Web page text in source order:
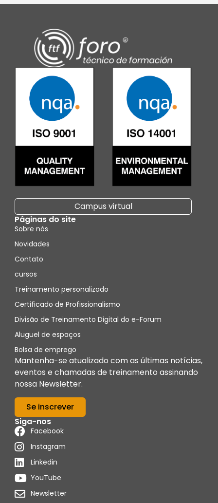
Campus virtual
Páginas do site
Sobre nós
Novidades
Contato
cursos
Treinamento personalizado
Certificado de Profissionalismo
Divisão de Treinamento Digital do e-Forum
Aluguel de espaços
Bolsa de emprego
Mantenha-se atualizado com as últimas notícias,
eventos e chamadas de treinamento assinando
nossa Newsletter.
Se inscrever
Siga-nos
Facebook
Instagram
Linkedin
YouTube
Newsletter